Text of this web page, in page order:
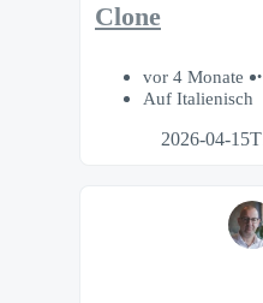
Clone
vor 4 Monate
Auf Italienisch
2026-04-